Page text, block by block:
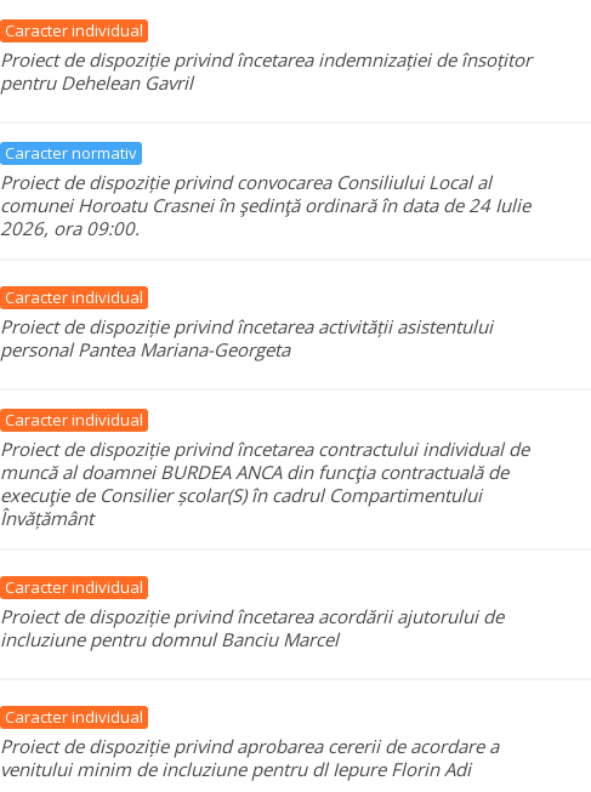
Caracter individual
Proiect de dispoziție privind încetarea indemnizației de însoțitor
pentru Dehelean Gavril
Caracter normativ
Proiect de dispoziție privind convocarea Consiliului Local al
comunei Horoatu Crasnei în şedinţă ordinară în data de 24 Iulie
2026, ora 09:00.
Caracter individual
Proiect de dispoziție privind încetarea activității asistentului
personal Pantea Mariana-Georgeta
Caracter individual
Proiect de dispoziție privind încetarea contractului individual de
muncă al doamnei BURDEA ANCA din funcţia contractuală de
execuţie de Consilier școlar(S) în cadrul Compartimentului
Învățământ
Caracter individual
Proiect de dispoziție privind încetarea acordării ajutorului de
incluziune pentru domnul Banciu Marcel
Caracter individual
Proiect de dispoziție privind aprobarea cererii de acordare a
venitului minim de incluziune pentru dl Iepure Florin Adi